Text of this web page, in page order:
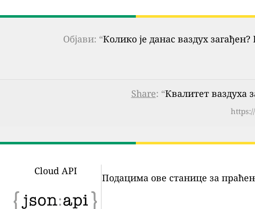
Објави: “Колико је данас ваздух
Share: “Квалитет ваздуха
Cloud API
Подацима ове станице за